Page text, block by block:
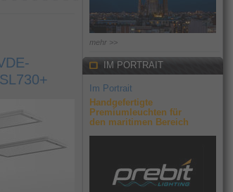
mehr >>
IM PORTRAIT
Im Portrait
Handgefertigte
Premiumleuchten für
den maritimen Bereich